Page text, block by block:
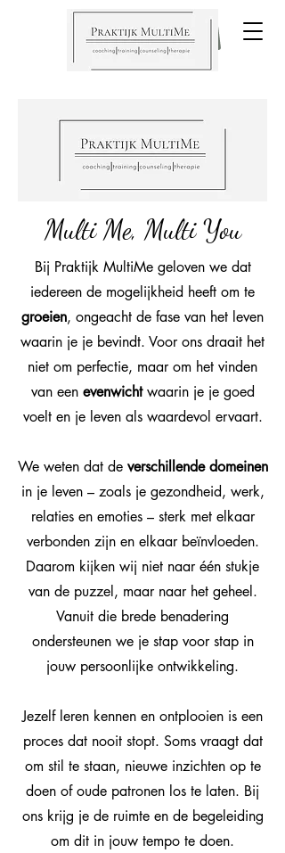
PraktijkMultiMe
Multi Me, Multi You
Bij Praktijk MultiMe geloven we dat
iedereen de mogelijkheid heeft om te
groeien, ongeacht de fase van het leven
waarin je je bevindt. Voor ons draait het
niet om perfectie, maar om het vinden
van een evenwichtwaarin je je goed
voelt en je leven als waardevol ervaart.
We weten dat de verschillende domeinen
in je leven – zoals je gezondheid, werk,
relaties en emoties – sterk met elkaar
verbonden zijn en elkaar beïnvloeden.
Daarom kijken wij niet naar één stukje
van de puzzel, maar naar het geheel.
Vanuit die brede benadering
ondersteunen we je stap voor stap in
jouw persoonlijke ontwikkeling.
Jezelf leren kennen en ontplooien is een
proces dat nooit stopt. Soms vraagt dat
om stil te staan, nieuwe inzichten op te
doen of oude patronen los te laten. Bij
ons krijg je de ruimte en de begeleiding
om dit in jouw tempo te doen.